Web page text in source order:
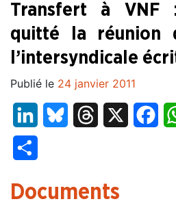
Transfert à VNF
quitté la réunion
l’intersyndicale
Publié le 24 janvier 2011
LinkedInBluesky Threads
Documents